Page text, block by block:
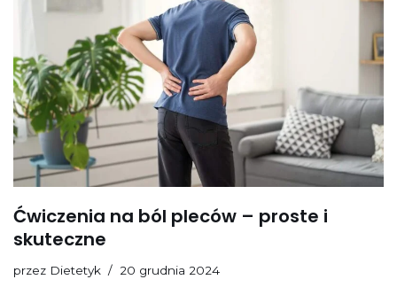
Ćwiczenia na ból pleców – proste i
skuteczne
przez Dietetyk 20 grudnia 2024